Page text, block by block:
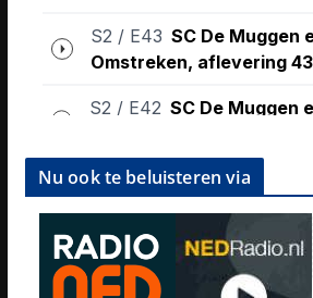
Nu ook te beluisteren via